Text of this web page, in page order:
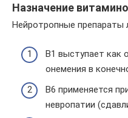
Назначение
Нейротропные препараты
B1 выступает как
онемения в
B6 применяется
невропатии